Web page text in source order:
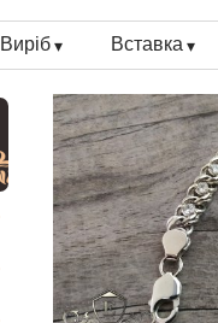
Виріб Вставка